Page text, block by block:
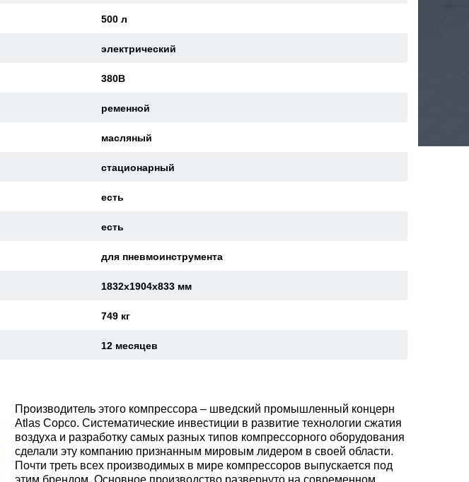
500 л
электрический
380В
ременной
масляный
стационарный
есть
есть
для пневмоинструмента
1832x1904x833 мм
749 кг
12 месяцев
Производитель этого компрессора – шведский промышленный концерн
Atlas Copco. Систематические инвестиции в развитие технологии сжатия
воздуха и разработку самых разных типов компрессорного оборудования
сделали эту компанию признанным мировым лидером в своей области.
Почти треть всех производимых в мире компрессоров выпускается под
этим брендом. Основное производство развернуто на современном